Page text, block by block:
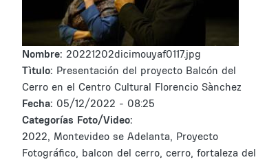
Nombre: 20221202dicimouyaf0117.jpg
Tìtulo: Presentación del proyecto Balcón del
Cerro en el Centro Cultural Florencio Sànchez
Fecha: 05/12/2022 - 08:25
Categorías Foto/Video:
2022, Montevideo se Adelanta, Proyecto
Fotográfico, balcon del cerro, cerro, fortaleza del